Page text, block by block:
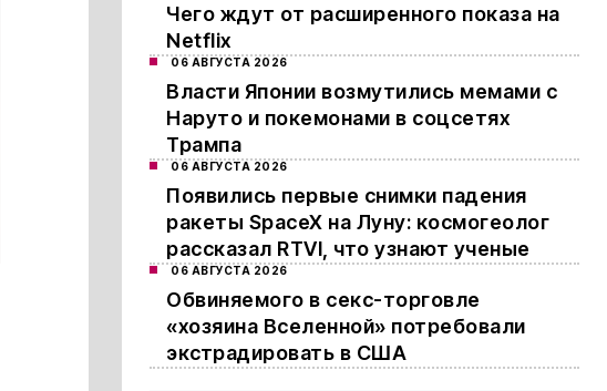
Чего ждут от расширенного показа на
Netflix
06 АВГУСТА 2026
Власти Японии возмутились мемами с
Наруто и покемонами в соцсетях
Трампа
06 АВГУСТА 2026
Появились первые снимки падения
ракеты SpaceX на Луну: космогеолог
рассказал RTVI, что узнают ученые
06 АВГУСТА 2026
Обвиняемого в секс-торговле
«хозяина Вселенной» потребовали
экстрадировать в США